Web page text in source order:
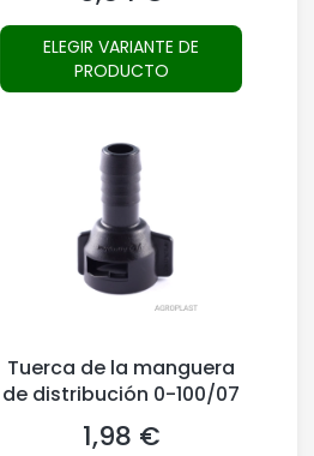
ELEGIR VARIANTE DE
PRODUCTO
Tuerca de la manguera
de distribución 0-100/07
Precio
1,98 €